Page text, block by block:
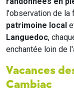
l'observation de la
patrimoine local
Languedoc,
enchantée loin de
Vacances
Cambiac